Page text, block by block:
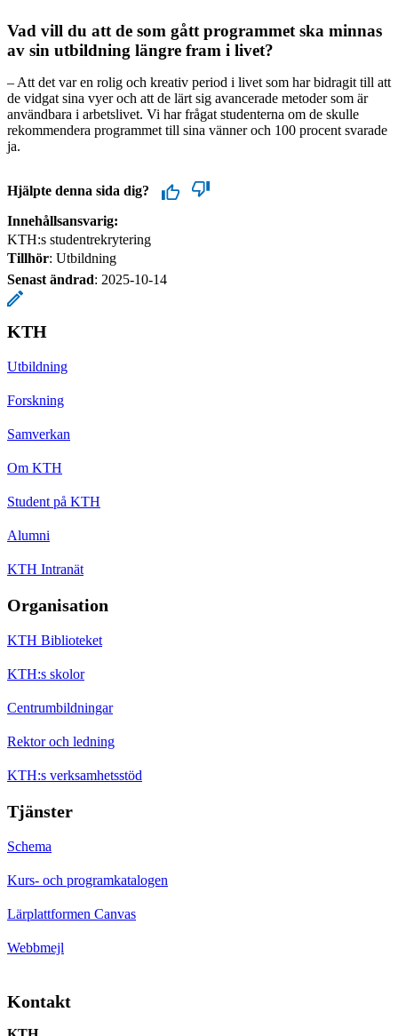
Vad vill du att de som gått programmet ska minnas
av sin utbildning längre fram i livet?
– Att det var en rolig och kreativ period i livet som har bidragit till att
de vidgat sina vyer och att de lärt sig avancerade metoder som är
användbara i arbetslivet. Vi har frågat studenterna om de skulle
rekommendera programmet till sina vänner och 100 procent svarade
ja.
Hjälpte denna sida dig?
Innehållsansvarig:
KTH:s studentrekrytering
Tillhör: Utbildning
Senast ändrad: 2025-10-14
KTH
Utbildning
Forskning
Samverkan
Om KTH
Student på KTH
Alumni
KTH Intranät
Organisation
KTH Biblioteket
KTH:s skolor
Centrumbildningar
Rektor och ledning
KTH:s verksamhetsstöd
Tjänster
Schema
Kurs- och programkatalogen
Lärplattformen Canvas
Webbmejl
Kontakt